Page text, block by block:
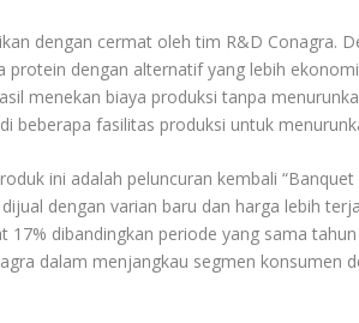
dengan cermat oleh tim R&D Conagra.
protein dengan alternatif yang lebih
menekan biaya produksi tanpa
beberapa fasilitas produksi untuk
ini adalah peluncuran kembali
dengan varian baru dan harga lebih
dibandingkan periode yang sama
dalam menjangkau segmen konsumen